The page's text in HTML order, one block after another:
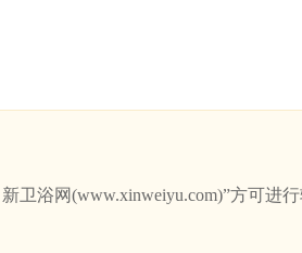
浴网(www.xinweiyu.com)”方可进